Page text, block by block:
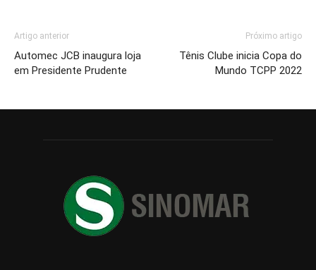
Artigo anterior
Automec JCB inaugura loja
em Presidente Prudente
Próximo artigo
Tênis Clube inicia Copa do
Mundo TCPP 2022